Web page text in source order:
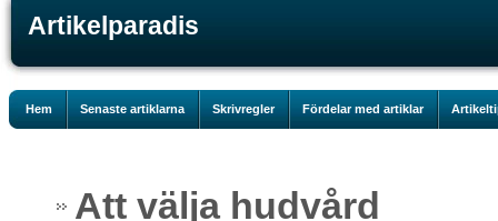
Artikelparadis
Hem Senaste artiklarna Skrivregler Fördelar med artiklar
Att välja hudvård